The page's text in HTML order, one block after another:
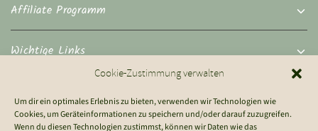
Cookie-Zustimmung verwalten
Um dir ein optimales Erlebnis zu bieten, verwenden wir Technologien wie
Cookies, um Geräteinformationen zu speichern und/oder darauf zuzugreifen.
Wenn du diesen Technologien zustimmst, können wir Daten wie das
Affiliate Programm
Wichtige Links